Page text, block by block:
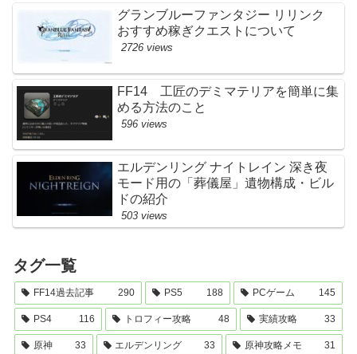
グランブルーファンタジー リリンク
おすすめ稼ぎクエストについて
2726 views
FF14 工匠のデミマテリアを簡単に集
める方法のこと
596 views
エルデンリング ナイトレイン 深き夜
モード用の「葬儀屋」遺物構成・ビル
ドの紹介
503 views
タグ一覧
FF14過去記事 290 PS5 188 PCゲーム 145
PS4 116 トロフィー攻略 48 実績攻略 33
原神 33 エルデンリング 33 原神攻略メモ 31